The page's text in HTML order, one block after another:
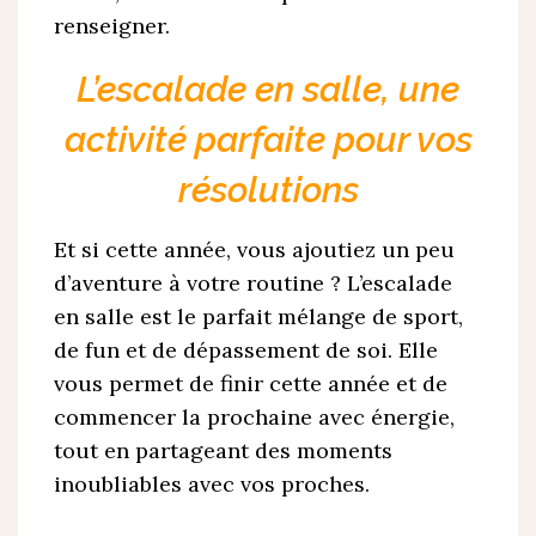
renseigner.
L’escalade en salle, une
activité parfaite pour vos
résolutions
Et si cette année, vous ajoutiez un peu
d’aventure à votre routine ? L’escalade
en salle est le parfait mélange de sport,
de fun et de dépassement de soi. Elle
vous permet de finir cette année et de
commencer la prochaine avec énergie,
tout en partageant des moments
inoubliables avec vos proches.